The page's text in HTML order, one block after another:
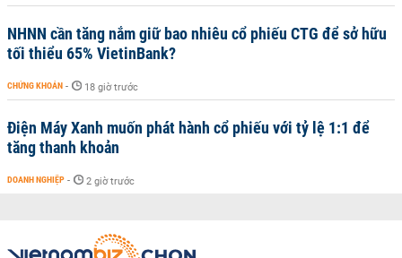
NHNN cần tăng nắm giữ bao nhiêu cổ phiếu CTG để sở hữu
tối thiểu 65% VietinBank?
CHỨNG KHOÁN - 18 giờ trước
Điện Máy Xanh muốn phát hành cổ phiếu với tỷ lệ 1:1 để
tăng thanh khoản
DOANH NGHIỆP - 2 giờ trước